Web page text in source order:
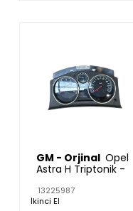
GM - Orjinal
Astra H Triptonik -
Gösterge Kadran
Saati 13225987
13225987
İkinci El